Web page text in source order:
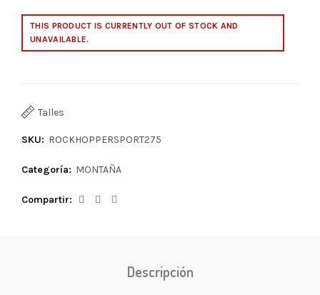
THIS PRODUCT IS CURRENTLY OUT OF STOCK AND
UNAVAILABLE.
Talles
SKU: ROCKHOPPERSPORT275
Categoría: MONTAÑA
Compartir
Descripción